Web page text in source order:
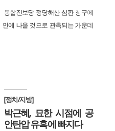
통합진보당 정당해산 심판 청구에
에 나올 것으로 관측되는 가운데
[정치/지방]
박근혜, 묘한 시점에 공
안탄압 유혹에 빠지다